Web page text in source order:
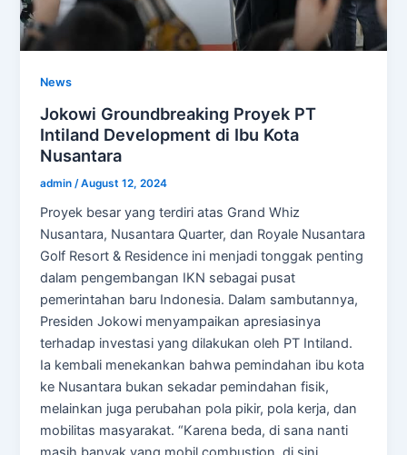
News
Jokowi Groundbreaking Proyek PT
Intiland Development di Ibu Kota
Nusantara
admin /August 12, 2024
Proyek besar yang terdiri atas Grand Whiz
Nusantara, Nusantara Quarter, dan Royale Nusantara
Golf Resort & Residence ini menjadi tonggak penting
dalam pengembangan IKN sebagai pusat
pemerintahan baru Indonesia. Dalam sambutannya,
Presiden Jokowi menyampaikan apresiasinya
terhadap investasi yang dilakukan oleh PT Intiland.
Ia kembali menekankan bahwa pemindahan ibu kota
ke Nusantara bukan sekadar pemindahan fisik,
melainkan juga perubahan pola pikir, pola kerja, dan
mobilitas masyarakat. “Karena beda, di sana nanti